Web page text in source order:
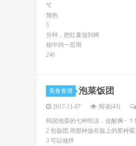
℃
预热
5
分钟，把红薯放到烤
箱中间一层用
240
美食食谱 泡菜饭团
2017-11-07 阅读(43)
韩国泡菜的七种吃法，这酸爽~
2 包饭团.用那种放在饭上的那种
3 可以做拌